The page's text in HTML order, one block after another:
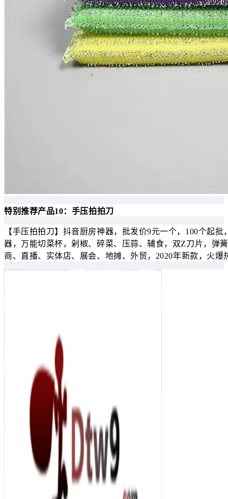
特别推荐产品10：手压拍拍刀
【手压拍拍刀】抖音厨房神器，批发价9元一个，100个起
器，万能切菜杯，剁椒、碎菜、压蒜、辅食，双Z刀片，弹
商、直播、实体店、展会、地摊、外贸，2020年新款，火爆